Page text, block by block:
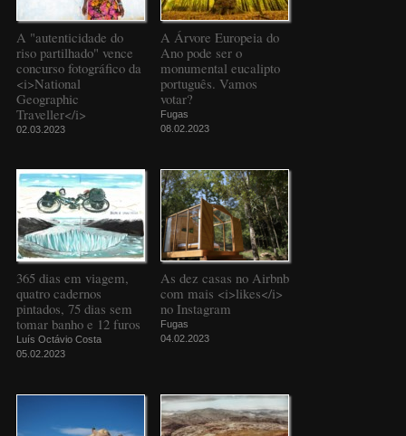
A "autenticidade do
riso partilhado" vence
concurso fotográfico da
<i>National
Geographic
Traveller</i>
02.03.2023
A Árvore Europeia do
Ano pode ser o
monumental eucalipto
português. Vamos
votar?
Fugas
08.02.2023
365 dias em viagem,
quatro cadernos
pintados, 75 dias sem
tomar banho e 12 furos
Luís Octávio Costa
05.02.2023
As dez casas no Airbnb
com mais <i>likes</i>
no Instagram
Fugas
04.02.2023